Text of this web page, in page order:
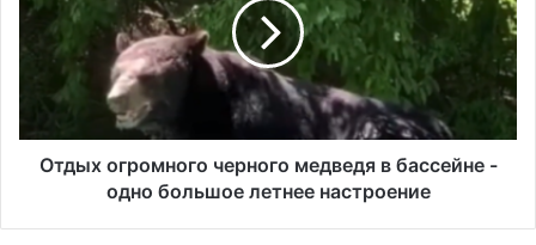
а
ы
о
Отдых огромного черного медведя в бассейне -
одно большое летнее настроение